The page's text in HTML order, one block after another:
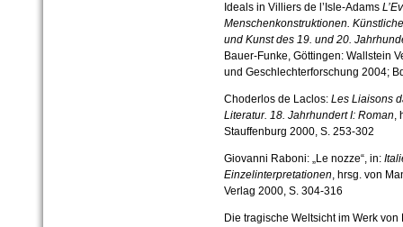
Ideals in Villiers de l’Isle-Adams
Menschenkonstruktionen.
und Kunst des 19. und 20.
Bauer-Funke, Göttingen: Wallstein
und Geschlechterforschung 2004;
Choderlos de Laclos: Les Liaisons
Literatur. 18. Jahrhundert I: Roman,
Stauffenburg 2000, S. 253-302
Giovanni Raboni: „Le nozze“, in:
Einzelinterpreta­tionen, hrsg. von
Verlag 2000, S. 304-316
Die tragische Weltsicht im Werk